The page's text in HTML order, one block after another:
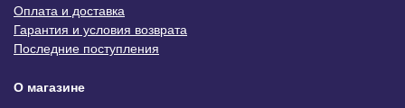
Оплата и доставка
Гарантия и условия возврата
Последние поступления
О магазине